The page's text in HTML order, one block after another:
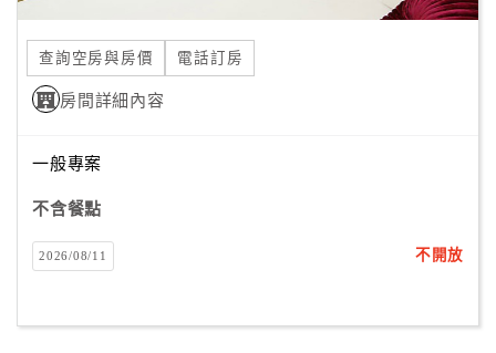
合
作
提
案
店
作
查詢空房與房價 電話訂房
房間詳細內容
一般專案
不含餐點
2026/08/11 不開放